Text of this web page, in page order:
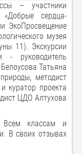
– участники
«Добрые сердца-
ЭкоПросвещение
музея
11). Экскурсии
руководитель
Татьяна
методист
куратор проекта
ЦДО Алтухова
классам и
В своих отзывах